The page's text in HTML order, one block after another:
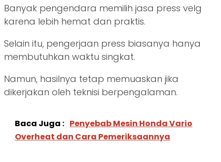
Banyak pengendara memilih jasa press velg
karena lebih hemat dan praktis.
Selain itu, pengerjaan press biasanya hanya
membutuhkan waktu singkat.
Namun, hasilnya tetap memuaskan jika
dikerjakan oleh teknisi berpengalaman.
Baca Juga : Penyebab Mesin Honda Vario
Overheat dan Cara Pemeriksaannya